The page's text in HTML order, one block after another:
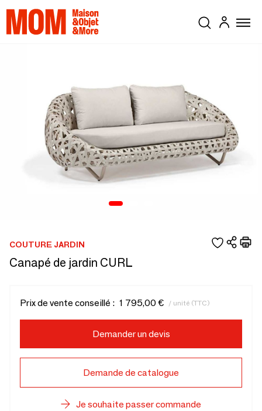
COUTURE JARDIN
Canapé de jardin CURL
Prix de vente conseillé : 1 795,00 € / unité (TTC)
Demander un devis
Demande de catalogue
Je souhaite passer commande